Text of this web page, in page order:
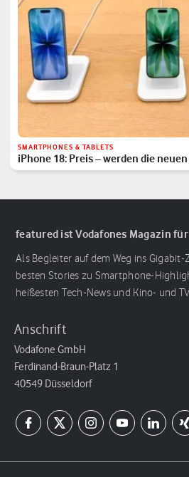
SMARTPHONES & TABLETS
iPhone 18: Preis – werden die
featured ist Vodafones Magazin
Als Begleiter auf dem Weg ins
besten Stories zu Smartphone-
heißesten Tech-News und Kino- und
Anschrift
Vodafone GmbH
Ferdinand-Braun-Platz 1
40549 Düsseldorf